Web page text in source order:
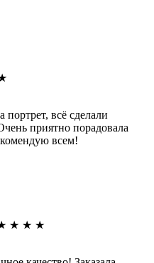
портрет, всё сделали
приятно порадовала
всем!
★ ★ ★